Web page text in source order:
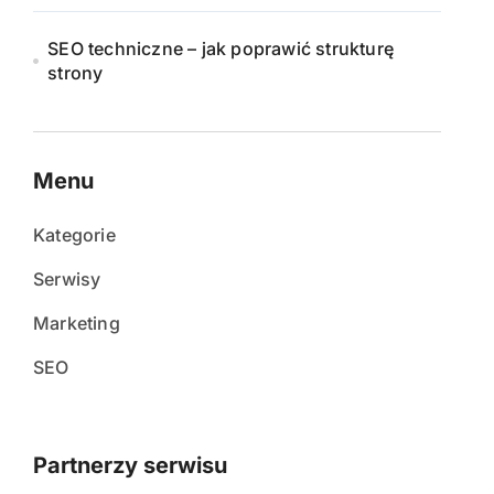
SEO techniczne – jak poprawić strukturę
strony
Menu
Kategorie
Serwisy
Marketing
SEO
Partnerzy serwisu